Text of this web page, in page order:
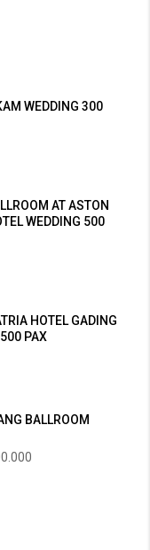
WEDDING 300
AT ASTON
WEDDING 500
HOTEL GADING
PAX
BALLROOM